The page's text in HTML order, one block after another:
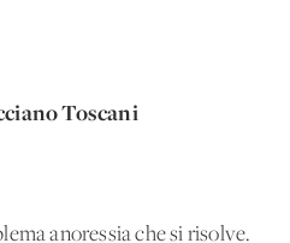
Toscani
anoressia che si risolve.